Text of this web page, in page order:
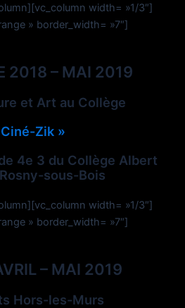
width= »1/3″]
» border_width= »7″]
2018 – MAI 2019
et Art au Collège
Zik »
4e 3 du Collège Albert
sous-Bois
width= »1/3″]
» border_width= »7″]
– MAI 2019
Hors-les-Murs